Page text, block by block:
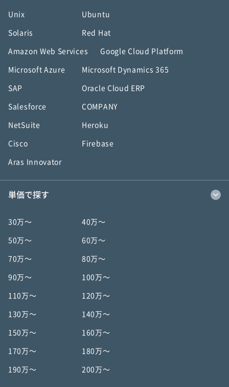
Unix Ubuntu
Solaris Red Hat
Amazon Web Services Google Cloud Platform
Microsoft Azure Microsoft Dynamics 365
SAP Oracle Cloud ERP
Salesforce COMPANY
NetSuite Heroku
Cisco Firebase
Aras Innovator
単価で探す
30万〜 40万〜
50万〜 60万〜
70万〜 80万〜
90万〜 100万〜
110万〜 120万〜
130万〜 140万〜
150万〜 160万〜
170万〜 180万〜
190万〜 200万〜